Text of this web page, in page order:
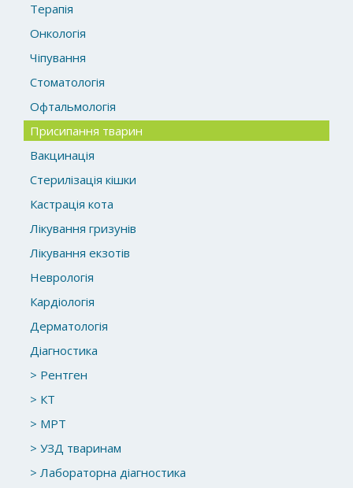
Терапія
Онкологія
Чіпування
Стоматологія
Офтальмологія
Присипання тварин
Вакцинація
Стерилізація кішки
Кастрація кота
Лікування гризунів
Лікування екзотів
Неврологія
Кардіологія
Дерматологія
Діагностика
> Рентген
> КТ
> МРТ
> УЗД тваринам
> Лабораторна діагностика